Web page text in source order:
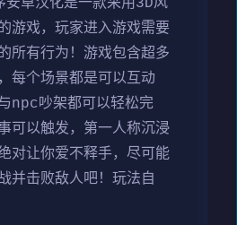
卓汉化是一款采用3D风
游戏，玩家进入游戏需要
所有行为！游戏包含超多
每个场景都是可以互动
npc吵架都可以轻松完
可以触发，第一人称沉浸
对让你爱不释手，尽可能
并击败敌人吧！玩法自